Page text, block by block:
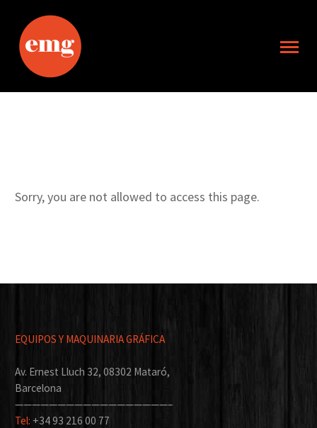
Sorry, you are not allowed to access this page.
EQUIPOS Y MAQUINARIA GRÁFICA
Av. Ernest Lluch 32, 08302 Mataró,
Barcelona
——————————————————–
Tel: +34 93 216 00 77